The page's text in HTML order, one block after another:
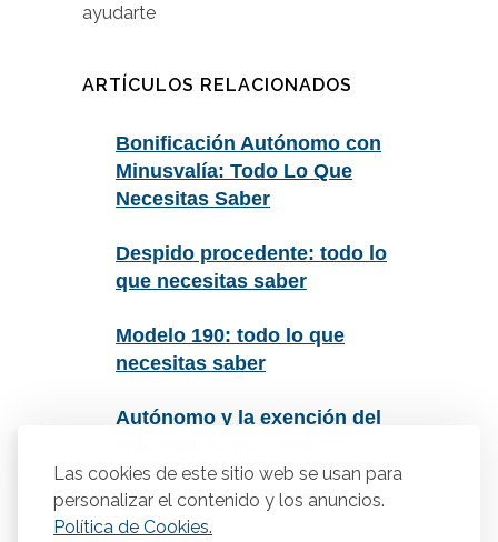
Las cookies de este sitio web se usan para
personalizar el contenido y los anuncios.
Política de Cookies.
ayudarte
ARTÍCULOS RELACIONADOS
Bonificación Autónomo con
Minusvalía: Todo Lo Que
Necesitas Saber
Despido procedente: todo lo
que necesitas saber
Modelo 190: todo lo que
necesitas saber
Autónomo y la exención del
saber